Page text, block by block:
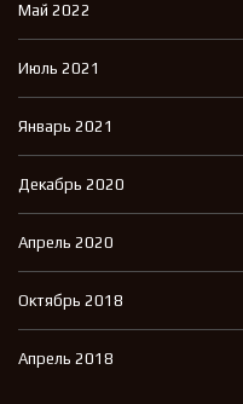
Май 2022
Июль 2021
Январь 2021
Декабрь 2020
Апрель 2020
Октябрь 2018
Апрель 2018